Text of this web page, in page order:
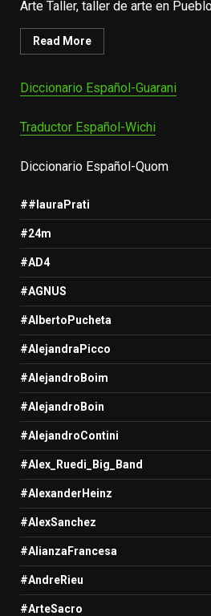
Arte Taller, taller de arte en
Read More
Diccionario Español-Guarani
Traductor Español-Wichi
Diccionario Español-Quom
##lauraPrati
#24m
#AD4
#AGNUS
#AlbertoPucheta
#AlejandraPicco
#AlejandroBoim
#AlejandroBoin
#AlejandroContini
#Alex_Ruedi_Big_Band
#AlexanderHeinz
#AlexSanchez
#AlianzaFrancesa
#AndreRieu
#ArteSacro